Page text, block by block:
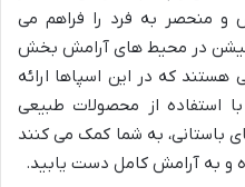
منحصر به فرد را فراهم می
در محیط های آرامش بخش
هستند که در این اسپاها ارائه
استفاده از محصولات طبیعی
باستانی، به شما کمک می کنند
و به آرامش کامل دست یابید.